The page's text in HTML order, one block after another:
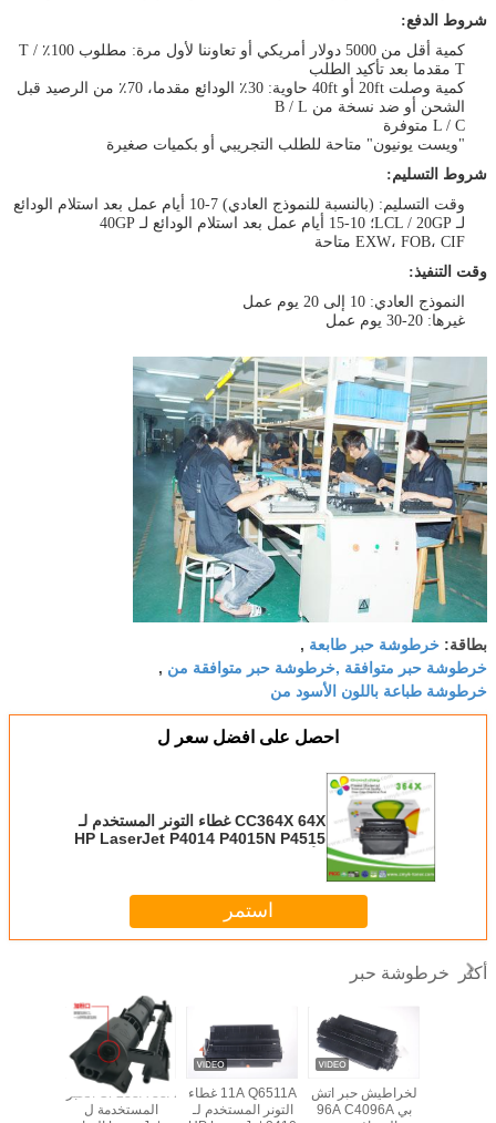
شروط الدفع:
كمية أقل من 5000 دولار أمريكي أو تعاوننا لأول مرة: مطلوب 100٪ T /
T مقدما بعد تأكيد الطلب
كمية وصلت 20ft أو 40ft حاوية: 30٪ الودائع مقدما، 70٪ من الرصيد قبل
الشحن أو ضد نسخة من B / L
L / C متوفرة
"ويست يونيون" متاحة للطلب التجريبي أو بكميات صغيرة
شروط التسليم:
وقت التسليم: (بالنسبة للنموذج العادي) 7-10 أيام عمل بعد استلام الودائع
لـ LCL / 20GP؛ 10-15 أيام عمل بعد استلام الودائع لـ 40GP
EXW، FOB، CIF متاحة
وقت التنفيذ:
النموذج العادي: 10 إلى 20 يوم عمل
غيرها: 20-30 يوم عمل
بطاقة: خرطوشة حبر طابعة ,
خرطوشة حبر متوافقة ,خرطوشة حبر متوافقة من ,
خرطوشة طباعة باللون الأسود من
احصل على افضل سعر ل
CC364X 64X غطاء التونر المستخدم لـ
HP LaserJet P4014 P4015N P4515
استمر
أكثر خرطوشة حبر
CF233A 33A الحبر
المستخدمة ل
11A Q6511A غطاء
التونر المستخدم لـ
لخراطيش حبر اتش
بي 96A C4096A